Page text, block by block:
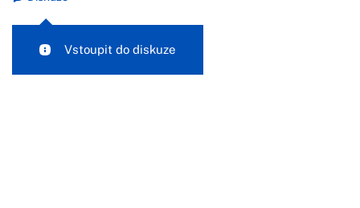
Vstoupit do diskuze